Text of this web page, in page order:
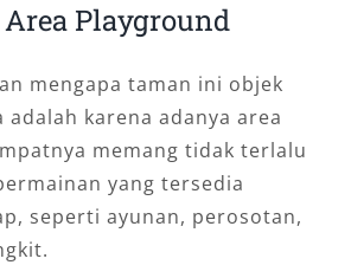
Playground
mengapa taman ini objek
adalah karena adanya area
memang tidak terlalu
yang tersedia
seperti ayunan, perosotan,